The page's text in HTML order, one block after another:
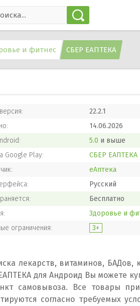
и фитнес СБЕР ЕАПТЕКА
22.2.1
14.06.2026
: 5.0 и выше
Google Play:
СБЕР ЕАПТЕКА
еАптека
Русский
Бесплатно
Здоровье и
ограничения:
3+
лекарств, витаминов, БАДов,
для Андроид Вы можете
самовывоза. Все товары
согласно требуемых